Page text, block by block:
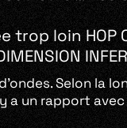
loin HOP
Selon la
a un rapport